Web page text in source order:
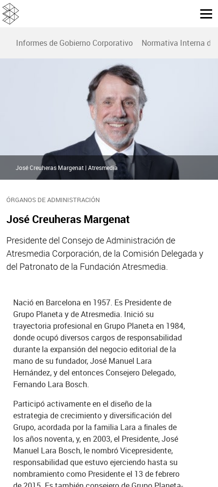
Informes de Gobierno Corporativo Normativa Interna de
ÓRGANOS DE ADMINISTRACIÓN
José Creuheras Margenat
Presidente del Consejo de Administración de
Atresmedia Corporación, de la Comisión Delegada y
del Patronato de la Fundación Atresmedia.
José Creuheras Margenat | Atresmedia
Nació en Barcelona en 1957. Es Presidente de
Grupo Planeta y de Atresmedia. Inició su
trayectoria profesional en Grupo Planeta en 1984,
donde ocupó diversos cargos de responsabilidad
durante la expansión del negocio editorial de la
mano de su fundador, José Manuel Lara
Hernández, y del entonces Consejero Delegado,
Fernando Lara Bosch.
Participó activamente en el diseño de la
estrategia de crecimiento y diversiﬁcación del
Grupo, acordada por la familia Lara a ﬁnales de
los años noventa, y, en 2003, el Presidente, José
Manuel Lara Bosch, le nombró Vicepresidente,
responsabilidad que estuvo ejerciendo hasta su
nombramiento como Presidente el 13 de febrero